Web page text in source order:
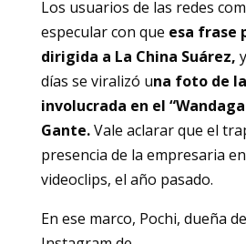
Los usuarios de las redes
especular con que esa frase
dirigida a La China Suárez,
días se viralizó una foto de
involucrada en el
Gante.Vale aclarar que el
presencia de la empresaria
videoclips, el año pasado.
En ese marco, Pochi, dueña